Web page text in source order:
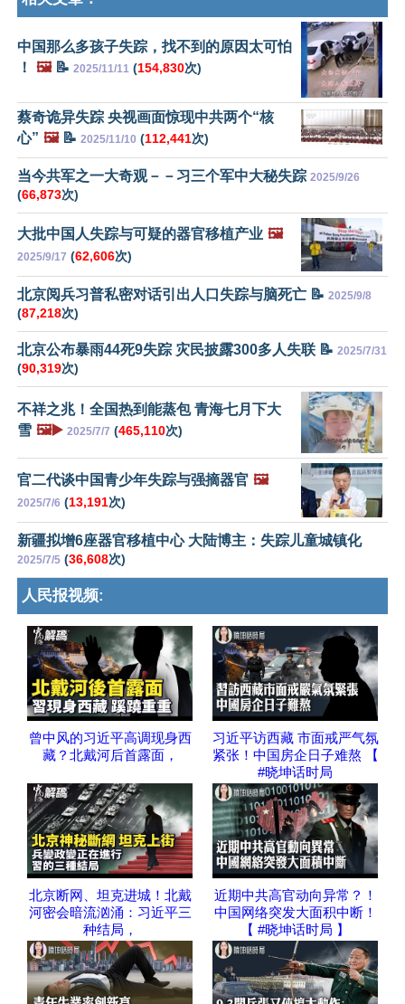
中国那么多孩子失踪，找不到的原因太可怕
！
🖼️📝 2025/11/11 (154,830次)
蔡奇诡异失踪 央视画面惊现中共两个“核
心” 🖼️📝 2025/11/10 (112,441次)
当今共军之一大奇观－－习三个军中大秘失踪 2025/9/26
(66,873次)
大批中国人失踪与可疑的器官移植产业 🖼️
2025/9/17 (62,606次)
北京阅兵习普私密对话引出人口失踪与脑死亡 📝 2025/9/8
(87,218次)
北京公布暴雨44死9失踪 灾民披露300多人失联 📝 2025/7/31
(90,319次)
不祥之兆！全国热到能蒸包 青海七月下大
雪 🖼️▶️ 2025/7/7 (465,110次)
官二代谈中国青少年失踪与强摘器官 🖼️
2025/7/6 (13,191次)
新疆拟增6座器官移植中心 大陆博主：失踪儿童城镇化
2025/7/5 (36,608次)
人民报视频:
曾中风的习近平高调现身西
藏？北戴河后首露面，
习近平访西藏 市面戒严气氛
紧张！中国房企日子难熬 【
#晓坤话时局
北京断网、坦克进城！北戴
河密会暗流汹涌：习近平三
种结局，
近期中共高官动向异常？！
中国网络突发大面积中断！
【 #晓坤话时局 】